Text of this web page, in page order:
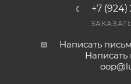
+7 (924)
Написать
Написать